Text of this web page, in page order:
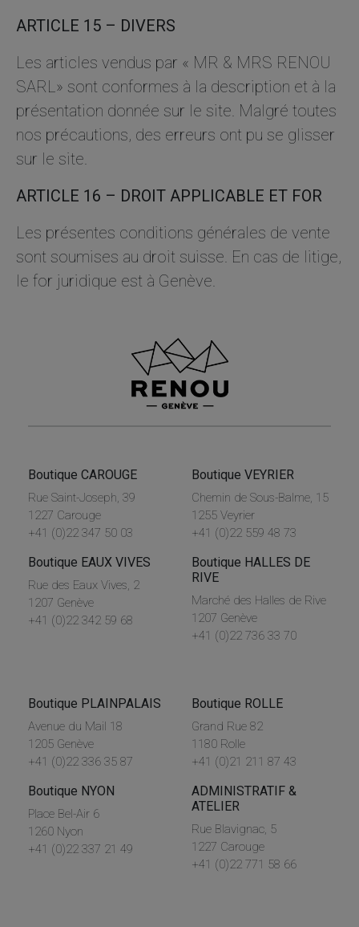
ARTICLE 15 – DIVERS
Les articles vendus par « MR & MRS RENOU
SARL» sont conformes à la description et à la
présentation donnée sur le site. Malgré toutes
nos précautions, des erreurs ont pu se glisser
sur le site.
ARTICLE 16 – DROIT APPLICABLE ET FOR
Les présentes conditions générales de vente
sont soumises au droit suisse. En cas de litige,
le for juridique est à Genève.
Boutique CAROUGE
Rue Saint-Joseph, 39
1227 Carouge
+41 (0)22 347 50 03
Boutique VEYRIER
Chemin de Sous-Balme, 15
1255 Veyrier
+41 (0)22 559 48 73
Boutique EAUX VIVES
Rue des Eaux Vives, 2
1207 Genève
+41 (0)22 342 59 68
Boutique HALLES DE
RIVE
Marché des Halles de Rive
1207 Genève
+41 (0)22 736 33 70
Boutique PLAINPALAIS
Avenue du Mail 18
1205 Genève
+41 (0)22 336 35 87
Boutique ROLLE
Grand Rue 82
1180 Rolle
+41 (0)21 211 87 43
Boutique NYON
Place Bel-Air 6
1260 Nyon
+41 (0)22 337 21 49
ADMINISTRATIF &
ATELIER
Rue Blavignac, 5
1227 Carouge
+41 (0)22 771 58 66